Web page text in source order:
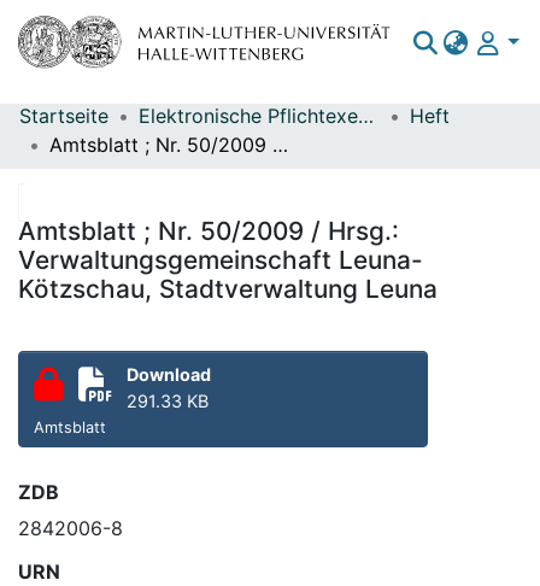
Bereiche & Sammlungen
Statistiken
Startseite Elektronische Pflichtexemplare
Heft
Amtsblatt ; Nr. 50/2009 / Hrsg.: Verwaltungsgemeinschaft Leuna-Kötzschau, Stadtverwaltung Leuna
Amtsblatt ; Nr. 50/2009 / Hrsg.:
Verwaltungsgemeinschaft Leuna-
Kötzschau, Stadtverwaltung Leuna
Download
291.33 KB
Amtsblatt
ZDB
2842006-8
URN